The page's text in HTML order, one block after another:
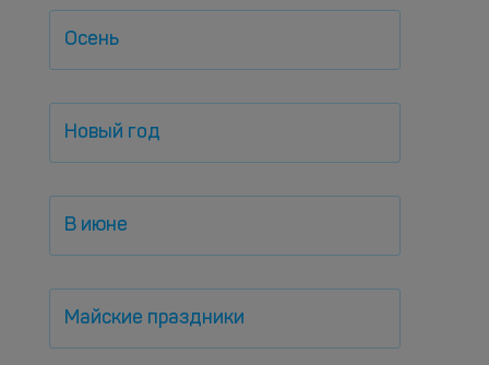
Осень
Новый год
В июне
Майские праздники